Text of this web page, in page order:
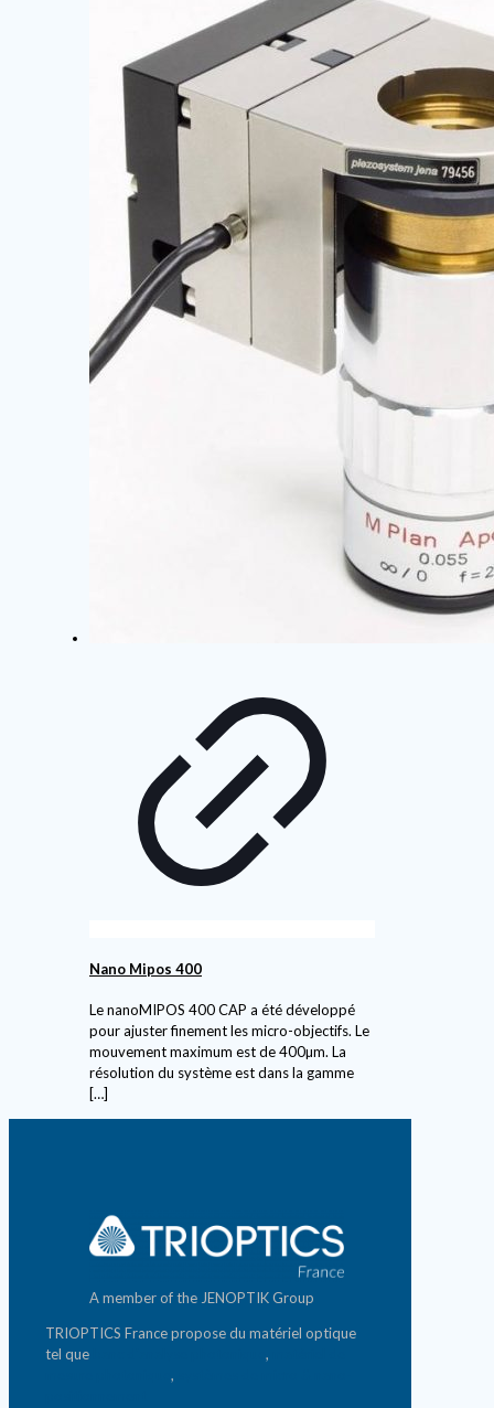
Nano Mipos 400
Le nanoMIPOS 400 CAP a été développé
pour ajuster finement les micro-objectifs. Le
mouvement maximum est de 400µm. La
résolution du système est dans la gamme
[…]
A member of the JENOPTIK Group
TRIOPTICS France propose du matériel optique
tel que
,
,